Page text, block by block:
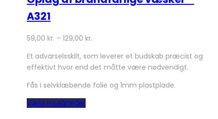
A321
59,00 kr. – 129,00 kr.
Et advarselsskilt, som leverer et budskab præcist og
effektivt hvor end det måtte være nødvendigt.
Fås i selvklæbende folie og 1mm plastplade.
Vælg mulighederDette